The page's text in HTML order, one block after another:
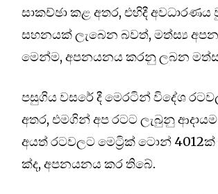
සාකච්ඡා කළ අතර, එහිදී අවධාරණය
සහනයක් ලැබෙන බවත්, මත්ස්‍ය
මෙන්ම, අපනයනය කරනු ලබන
පසුගිය වසරේ දී මෙරටින් විදේශ
අතර, එමගින් අප රටට ලැබුනු
අයත් රටවලට මෙට්‍රික් ටොන්
ක්ද, අපනයනය කර තිබේ.